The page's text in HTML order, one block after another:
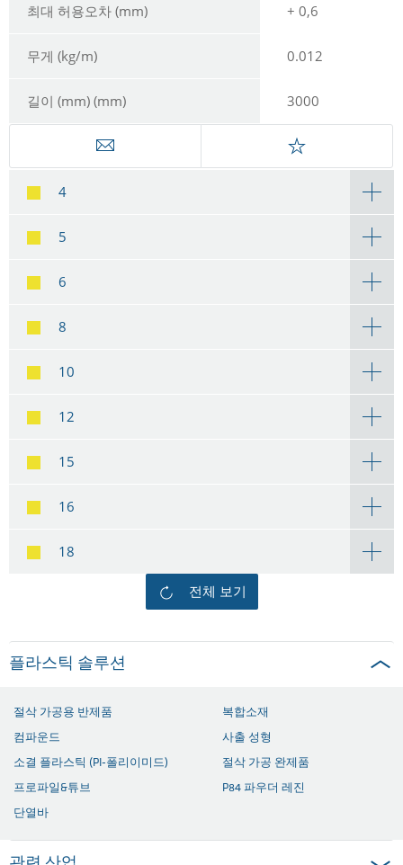
최대 허용오차 (mm) + 0,6
무게 (kg/m) 0.012
길이 (mm) (mm) 3000
4
5
6
8
10
12
15
16
18
전체 보기
플라스틱 솔루션
절삭 가공용 반제품
컴파운드
소결 플라스틱 (PI-폴리이미드)
프로파일&튜브
복합소재
사출 성형
절삭 가공 완제품
P84 파우더 레진
단열바